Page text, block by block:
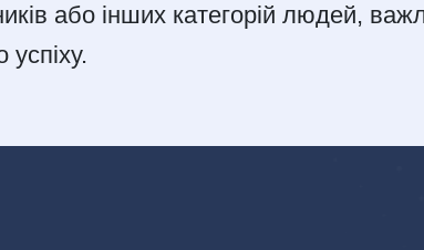
або інших категорій людей,